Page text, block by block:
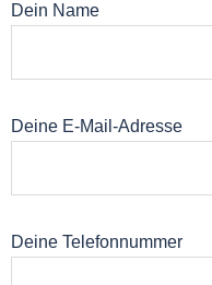
Dein Name
Deine E-Mail-Adresse
Deine Telefonnummer